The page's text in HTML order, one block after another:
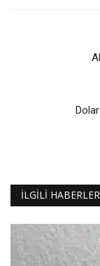
İLGILI HABERLER